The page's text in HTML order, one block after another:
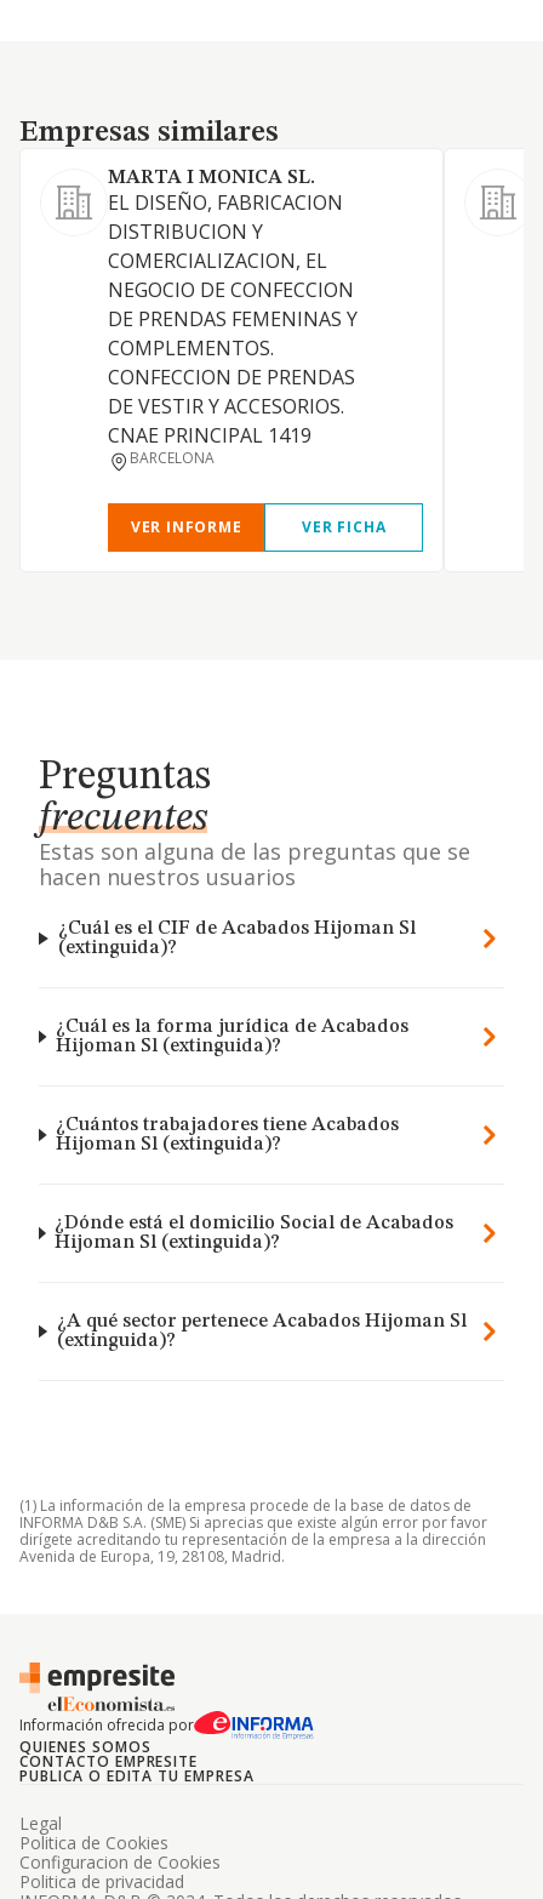
Empresas similares
Empresas similares
MARTA I MONICA SL.
EL DISEÑO, FABRICACION
DISTRIBUCION Y
COMERCIALIZACION, EL
NEGOCIO DE CONFECCION
DE PRENDAS FEMENINAS Y
COMPLEMENTOS.
CONFECCION DE PRENDAS
DE VESTIR Y ACCESORIOS.
CNAE PRINCIPAL 1419
BARCELONA
VER INFORME VER FICHA
Preguntas
frecuentes
Estas son alguna de las preguntas que se
hacen nuestros usuarios
¿Cuál es el CIF de Acabados Hijoman Sl
(extinguida)?
¿Cuál es la forma jurídica de Acabados
Hijoman Sl (extinguida)?
¿Cuántos trabajadores tiene Acabados
Hijoman Sl (extinguida)?
¿Dónde está el domicilio Social de Acabados
Hijoman Sl (extinguida)?
¿A qué sector pertenece Acabados Hijoman Sl
(extinguida)?
(1) La información de la empresa procede de la base de datos de
INFORMA D&B S.A. (SME) Si aprecias que existe algún error por favor
dirígete acreditando tu representación de la empresa a la dirección
Avenida de Europa, 19, 28108, Madrid.
Información ofrecida por
QUIENES SOMOS
CONTACTO EMPRESITE
PUBLICA O EDITA TU EMPRESA
Legal
Politica de Cookies
Configuracion de Cookies
Politica de privacidad